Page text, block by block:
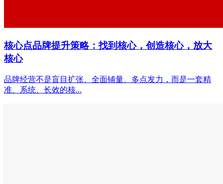
核心点品牌提升策略：找到核心，创造核心，放大
核心
品牌经营不是盲目扩张、全面铺量、多点发力，而是一套精
准、系统、长效的核...